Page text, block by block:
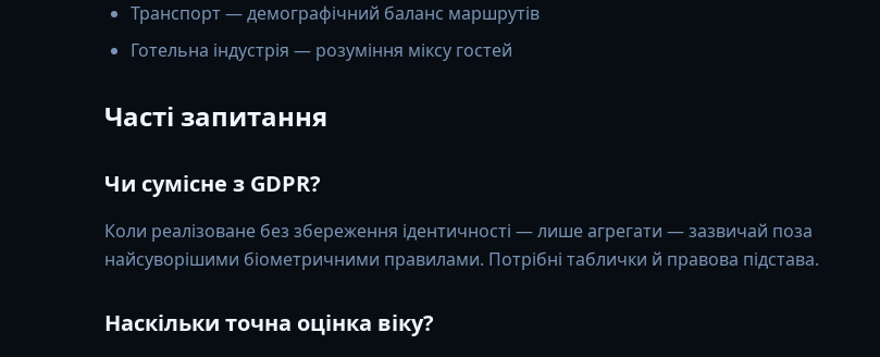
Транспорт — демографічний баланс маршрутів
Готельна індустрія — розуміння міксу гостей
Часті запитання
Чи сумісне з GDPR?
Коли реалізоване без збереження ідентичності — лише агрегати — зазвичай поза
найсуворішими біометричними правилами. Потрібні таблички й правова підстава.
Наскільки точна оцінка віку?